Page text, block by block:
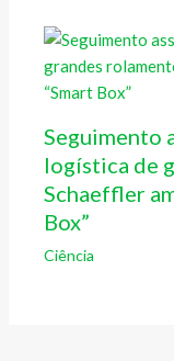
Seguimento
logística de
Schaeffler
Box”
Ciência